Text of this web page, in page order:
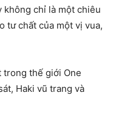
không chỉ là một chiêu
tư chất của một vị vua,
trong thế giới One
Haki vũ trang và